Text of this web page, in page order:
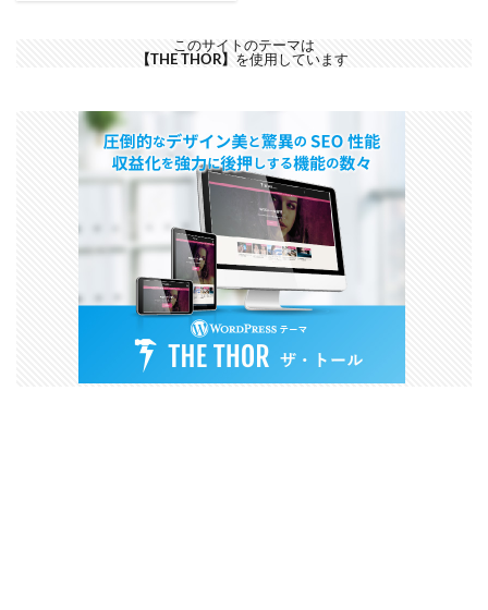
このサイトのテーマは
【THE THOR】
を使用しています